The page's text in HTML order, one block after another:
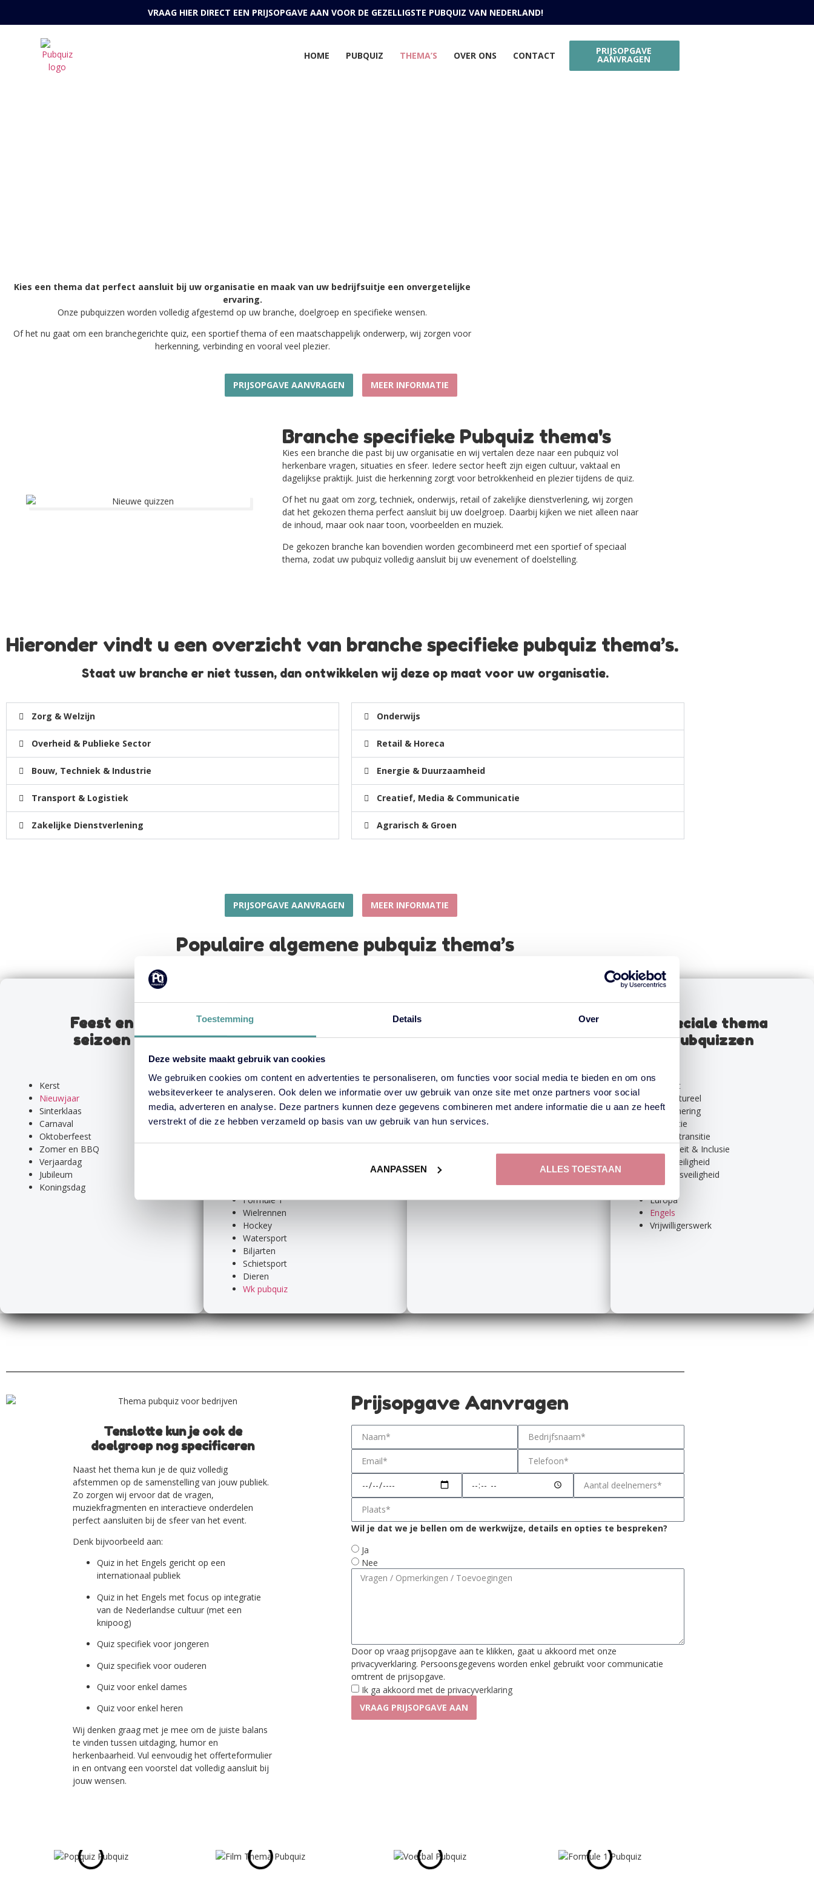
Toestemming Details Over
Deze website maakt gebruik van cookies
We gebruiken cookies om content en advertenties te personaliseren, om functies voor social media te bieden en om ons
websiteverkeer te analyseren. Ook delen we informatie over uw gebruik van onze site met onze partners voor social
media, adverteren en analyse. Deze partners kunnen deze gegevens combineren met andere informatie die u aan ze heeft
verstrekt of die ze hebben verzameld op basis van uw gebruik van hun services.
AANPASSEN ALLES TOESTAAN
VRAAG HIER DIRECT EEN PRIJSOPGAVE AAN VOOR DE GEZELLIGSTE PUBQUIZ VAN NEDERLAND!
HOME PUBQUIZ THEMA’S OVER ONS CONTACT PRIJSOPGAVE
AANVRAGEN
Kies een thema dat perfect aansluit bij uw organisatie en maak van uw bedrijfsuitje een onvergetelijke
ervaring.
Onze pubquizzen worden volledig afgestemd op uw branche, doelgroep en specifieke wensen.
Of het nu gaat om een branchegerichte quiz, een sportief thema of een maatschappelijk onderwerp, wij zorgen voor
herkenning, verbinding en vooral veel plezier.
PRIJSOPGAVE AANVRAGEN MEER INFORMATIE
Branche specifieke Pubquiz thema's
Kies een branche die past bij uw organisatie en wij vertalen deze naar een pubquiz vol
herkenbare vragen, situaties en sfeer. Iedere sector heeft zijn eigen cultuur, vaktaal en
dagelijkse praktijk. Juist die herkenning zorgt voor betrokkenheid en plezier tijdens de quiz.
Of het nu gaat om zorg, techniek, onderwijs, retail of zakelijke dienstverlening, wij zorgen
dat het gekozen thema perfect aansluit bij uw doelgroep. Daarbij kijken we niet alleen naar
de inhoud, maar ook naar toon, voorbeelden en muziek.
De gekozen branche kan bovendien worden gecombineerd met een sportief of speciaal
thema, zodat uw pubquiz volledig aansluit bij uw evenement of doelstelling.
Hieronder vindt u een overzicht van branche specifieke pubquiz thema’s.
Staat uw branche er niet tussen, dan ontwikkelen wij deze op maat voor uw organisatie.
Zorg & Welzijn
Overheid & Publieke Sector
Bouw, Techniek & Industrie
Transport & Logistiek
Zakelijke Dienstverlening
Onderwijs
Retail & Horeca
Energie & Duurzaamheid
Creatief, Media & Communicatie
Agrarisch & Groen
PRIJSOPGAVE AANVRAGEN MEER INFORMATIE
Populaire algemene pubquiz thema’s
Feest en
seizoen
Kerst
Nieuwjaar
Sinterklaas
Carnaval
Oktoberfeest
Zomer en BBQ
Verjaardag
Jubileum
Koningsdag
vrije tijd
Handbal
Zwemmen
Tennis / Padel
Formule 1
Wielrennen
Hockey
Watersport
Biljarten
Schietsport
Dieren
Wk pubquiz
Entertainment
Popquiz
Film
Jaren 60 70 80 90
Speciale thema
pubquizzen
Vitaliteit
Intercultureel
Pensionering
Integratie
Energietransitie
Diversiteit & Inclusie
VCA / Veiligheid
Verkeersveiligheid
AVG
Europa
Engels
Vrijwilligerswerk
Tenslotte kun je ook de
doelgroep nog specificeren
Naast het thema kun je de quiz volledig
afstemmen op de samenstelling van jouw publiek.
Zo zorgen wij ervoor dat de vragen,
muziekfragmenten en interactieve onderdelen
perfect aansluiten bij de sfeer van het event.
Denk bijvoorbeeld aan:
Quiz in het Engels gericht op een
internationaal publiek
Quiz in het Engels met focus op integratie
van de Nederlandse cultuur (met een
knipoog)
Quiz specifiek voor jongeren
Quiz specifiek voor ouderen
Quiz voor enkel dames
Quiz voor enkel heren
Wij denken graag met je mee om de juiste balans
te vinden tussen uitdaging, humor en
herkenbaarheid. Vul eenvoudig het offerteformulier
in en ontvang een voorstel dat volledig aansluit bij
jouw wensen.
Prijsopgave Aanvragen
Wil je dat we je bellen om de werkwijze, details en opties te bespreken?
Ja
Nee
Door op vraag prijsopgave aan te klikken, gaat u akkoord met onze
privacyverklaring. Persoonsgegevens worden enkel gebruikt voor communicatie
omtrent de prijsopgave.
Ik ga akkoord met de privacyverklaring
VRAAG PRIJSOPGAVE AAN